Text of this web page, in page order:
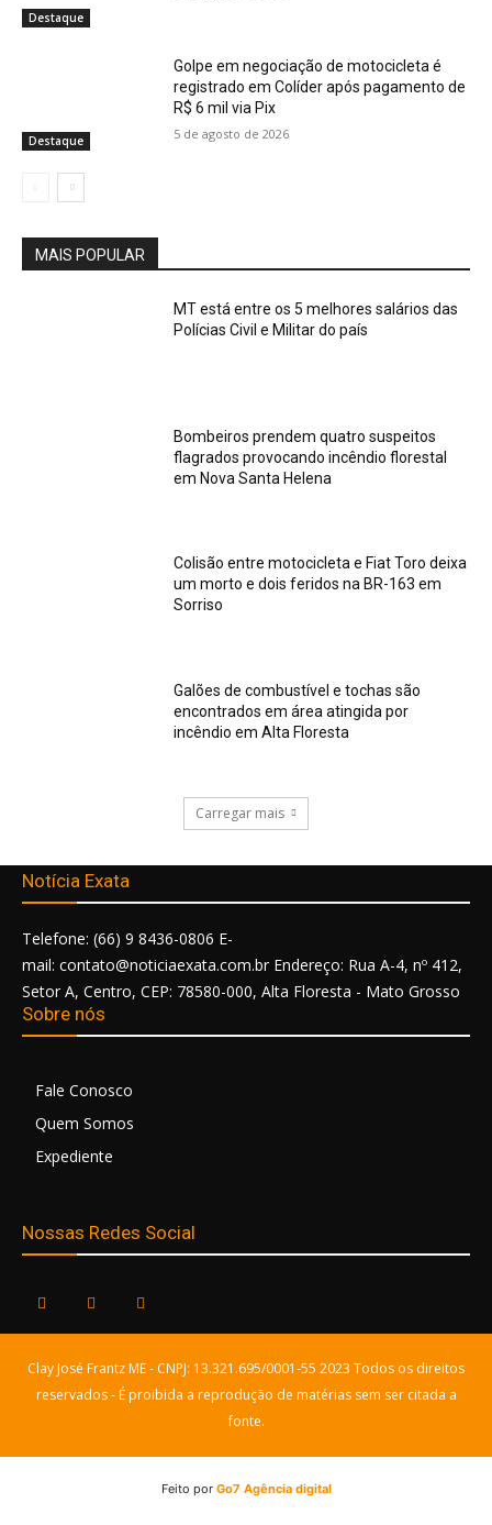
Destaque
Destaque
Golpe em negociação de motocicleta é
registrado em Colíder após pagamento de
R$ 6 mil via Pix
5 de agosto de 2026
MAIS POPULAR
MT está entre os 5 melhores salários das
Polícias Civil e Militar do país
Bombeiros prendem quatro suspeitos
flagrados provocando incêndio florestal
em Nova Santa Helena
Colisão entre motocicleta e Fiat Toro deixa
um morto e dois feridos na BR-163 em
Sorriso
Galões de combustível e tochas são
encontrados em área atingida por
incêndio em Alta Floresta
Carregar mais
Notícia Exata
Telefone: (66) 9 8436-0806 E-
mail: contato@noticiaexata.com.br Endereço: Rua A-4, nº 412,
Setor A, Centro, CEP: 78580-000, Alta Floresta - Mato Grosso
Sobre nós
Fale Conosco
Quem Somos
Expediente
Nossas Redes Social
Clay José Frantz ME - CNPJ: 13.321.695/0001-55 2023 Todos os direitos
reservados - É proibida a reprodução de matérias sem ser citada a
fonte.
Feito porGo7 Agência digital